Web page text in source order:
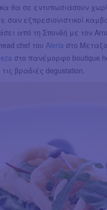
θα σε εντυπωσιάσουν
σαν εξπρεσιονιστικοί
από τη Σπονδή με τον
chef του Aleria στο
στο πανέμορφο boutique
βραδιές degustation.